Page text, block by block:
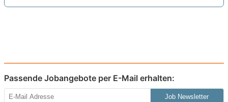
Passende Jobangebote per E-Mail erhalten:
Job Newsletter